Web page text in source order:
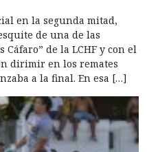
en la segunda mitad,
de una de las
de la LCHF y con el
dirimir en los remates
a la final. En esa […]